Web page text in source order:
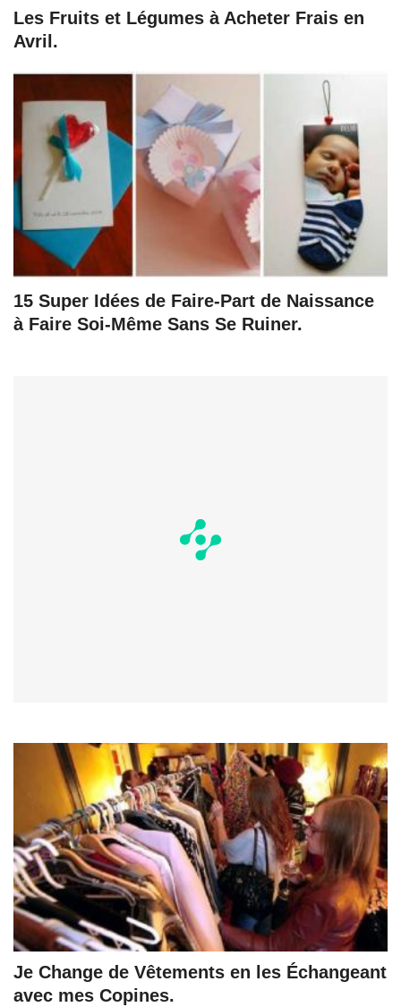
Les Fruits et Légumes à Acheter Frais en
Avril.
15 Super Idées de Faire-Part de Naissance
à Faire Soi-Même Sans Se Ruiner.
Je Change de Vêtements en les Échangeant
avec mes Copines.